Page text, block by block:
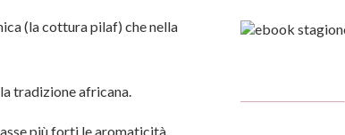
(la cottura pilaf) che nella
tradizione africana.
più forti le aromaticità.